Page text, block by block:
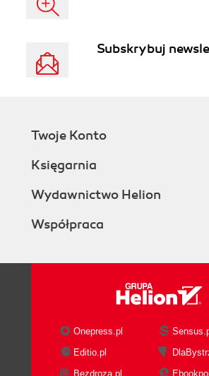
Subskrybuj
Twoje Konto
Księgarnia
Wydawnictwo Helion
Współpraca
Onepress.pl
Editio.pl
Bezdroza.pl